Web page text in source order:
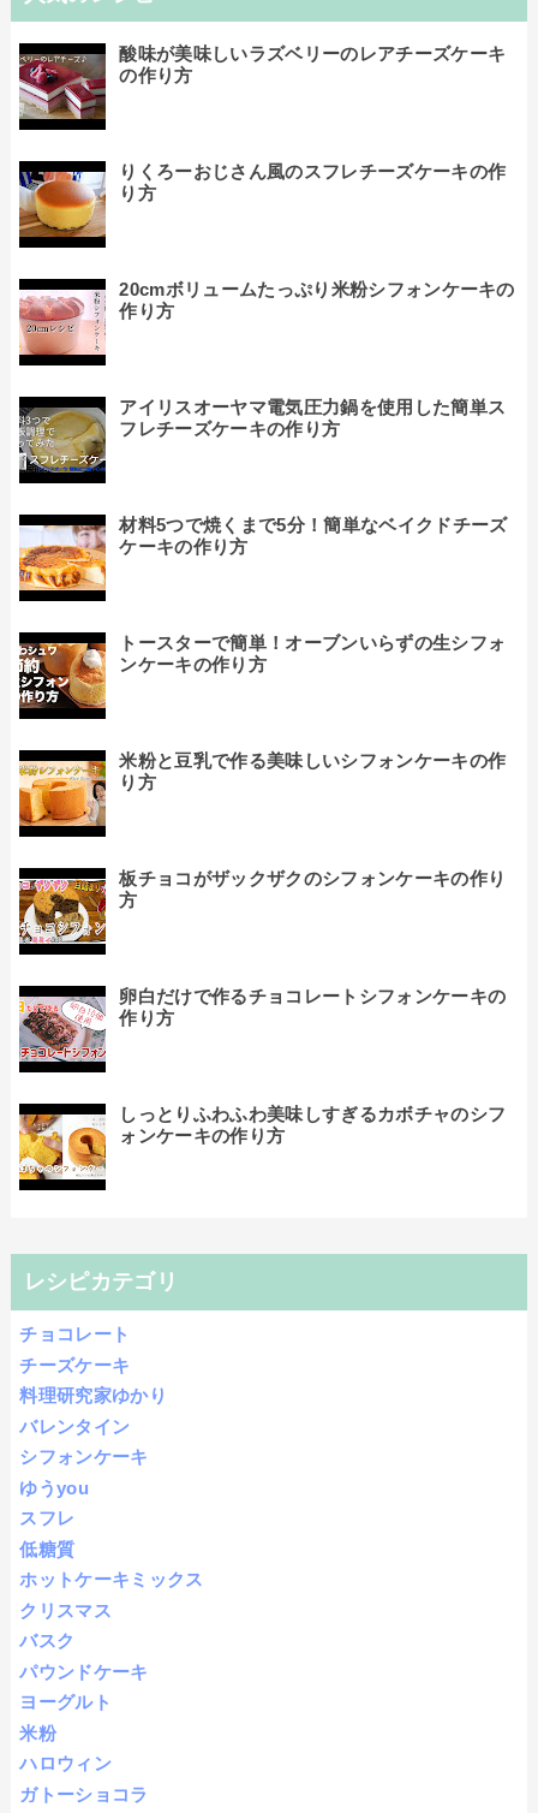
酸味が美味しいラズベリーのレアチーズケーキ
の作り方
りくろーおじさん風のスフレチーズケーキの作
り方
20cmボリュームたっぷり米粉シフォンケーキの
作り方
アイリスオーヤマ電気圧力鍋を使用した簡単ス
フレチーズケーキの作り方
材料5つで焼くまで5分！簡単なベイクドチーズ
ケーキの作り方
トースターで簡単！オーブンいらずの生シフォ
ンケーキの作り方
米粉と豆乳で作る美味しいシフォンケーキの作
り方
板チョコがザックザクのシフォンケーキの作り
方
卵白だけで作るチョコレートシフォンケーキの
作り方
しっとりふわふわ美味しすぎるカボチャのシフ
ォンケーキの作り方
レシピカテゴリ
チョコレート
チーズケーキ
料理研究家ゆかり
バレンタイン
シフォンケーキ
ゆうyou
スフレ
低糖質
ホットケーキミックス
クリスマス
バスク
パウンドケーキ
ヨーグルト
米粉
ハロウィン
ガトーショコラ